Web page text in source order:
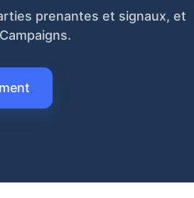
prenantes et signaux, et